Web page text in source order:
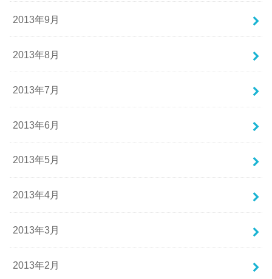
2013年9月
2013年8月
2013年7月
2013年6月
2013年5月
2013年4月
2013年3月
2013年2月